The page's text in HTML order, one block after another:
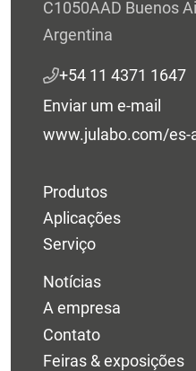
C1050AAD Buenos
Argentina
+54 11 4371 1647
Enviar um e-mail
www.julabo.com/es-
Produtos
Aplicações
Serviço
Notícias
A empresa
Contato
Feiras & exposições